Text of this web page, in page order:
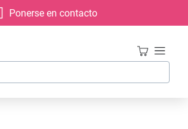
Ponerse en contacto